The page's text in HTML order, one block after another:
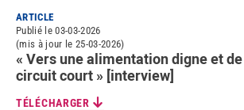
ARTICLE
Publié le 03-03-2026
(mis à jour le 25-03-2026)
« Vers une alimentation digne et
circuit court » [interview]
TÉLÉCHARGER